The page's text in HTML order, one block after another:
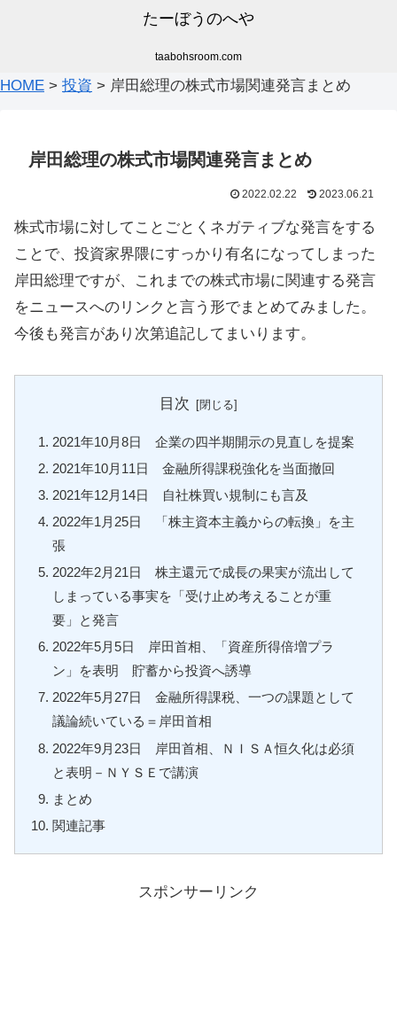
たーぼうのへや
taabohsroom.com
HOME > 投資 > 岸田総理の株式市場関連発言まとめ
岸田総理の株式市場関連発言まとめ
2022.02.22 2023.06.21
株式市場に対してことごとくネガティブな発言をする
ことで、投資家界隈にすっかり有名になってしまった
岸田総理ですが、これまでの株式市場に関連する発言
をニュースへのリンクと言う形でまとめてみました。
今後も発言があり次第追記してまいります。
目次
2021年10月8日 企業の四半期開示の見直しを提案
2021年10月11日 金融所得課税強化を当面撤回
2021年12月14日 自社株買い規制にも言及
2022年1月25日 「株主資本主義からの転換」を主
張
2022年2月21日 株主還元で成長の果実が流出して
しまっている事実を「受け止め考えることが重
要」と発言
2022年5月5日 岸田首相、「資産所得倍増プラ
ン」を表明 貯蓄から投資へ誘導
2022年5月27日 金融所得課税、一つの課題として
議論続いている＝岸田首相
2022年9月23日 岸田首相、ＮＩＳＡ恒久化は必須
と表明－ＮＹＳＥで講演
まとめ
関連記事
スポンサーリンク